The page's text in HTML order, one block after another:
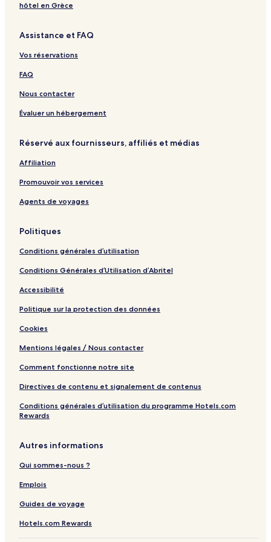
n
A
N
R
O
o
n
s
R
o
t
m
d
l
N
i
g
i
i
a
e
r
r
a
'
c
M
e
o
n
a
hôtel en Grèce
Assistance et FAQ
Vos réservations
FAQ
Nous contacter
Évaluer un hébergement
Réservé aux fournisseurs, affiliés et médias
Affiliation
Promouvoir vos services
Agents de voyages
Politiques
Conditions générales d’utilisation
Conditions Générales d’Utilisation d’Abritel
Accessibilité
Politique sur la protection des données
Cookies
Mentions légales / Nous contacter
Comment fonctionne notre site
Directives de contenu et signalement de contenus
Conditions générales d’utilisation du programme Hotels.com
Rewards
Autres informations
Qui sommes-nous ?
Emplois
Guides de voyage
Hotels.com Rewards